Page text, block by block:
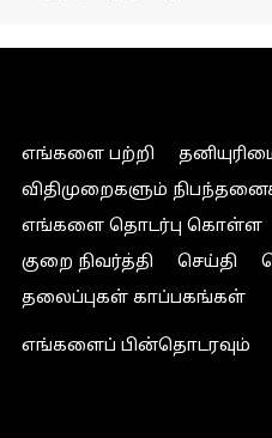
எங்களை பற்றி
விதிமுறைகளும்
எங்களை தொடர்பு கொள்ள
குறை நிவர்த்தி
செய்தி
தலைப்புகள் காப்பகங்கள்
எங்களைப் பின்தொடரவும்